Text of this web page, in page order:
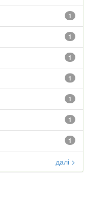
1
1
1
1
1
1
1
далі >